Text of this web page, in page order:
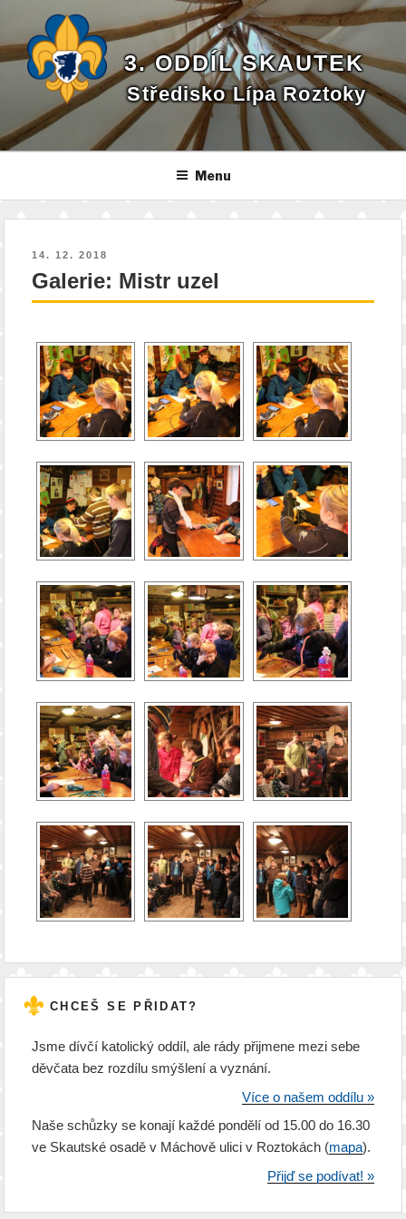
obsahu
webu
3. ODDÍL SKAUTEK
Středisko Lípa Roztoky
Menu
PUBLIKOVÁNO
14. 12. 2018
Galerie: Mistr uzel
CHCEŠ SE PŘIDAT?
Jsme dívčí katolický oddíl, ale rády přijmene mezi sebe
děvčata bez rozdílu smýšlení a vyznání.
Více o našem oddílu »
Naše schůzky se konají každé pondělí od 15.00 do 16.30
ve Skautské osadě v Máchově ulici v Roztokách (mapa).
Přijď se podívat! »